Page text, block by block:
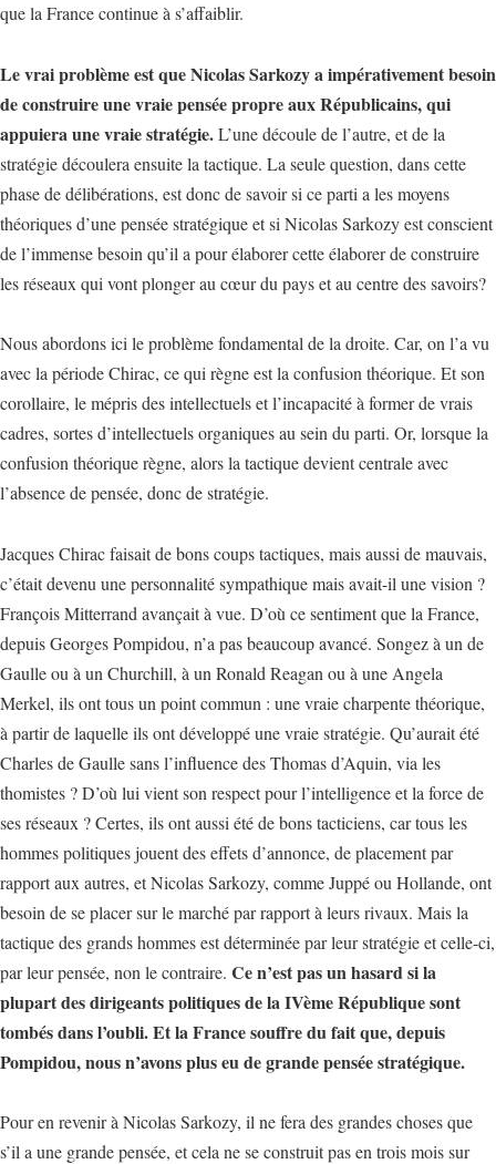
que la France continue à s’affaiblir.
Le vrai problème est que Nicolas Sarkozy a impérativement besoin
de construire une vraie pensée propre aux Républicains, qui
appuiera une vraie stratégie.L’une découle de l’autre, et de la
stratégie découlera ensuite la tactique. La seule question, dans cette
phase de délibérations, est donc de savoir si ce parti a les moyens
théoriques d’une pensée stratégique et si Nicolas Sarkozy est conscient
de l’immense besoin qu’il a pour élaborer cette élaborer de construire
les réseaux qui vont plonger au cœur du pays et au centre des savoirs?
Nous abordons ici le problème fondamental de la droite. Car, on l’a vu
avec la période Chirac, ce qui règne est la confusion théorique. Et son
corollaire, le mépris des intellectuels et l’incapacité à former de vrais
cadres, sortes d’intellectuels organiques au sein du parti. Or, lorsque la
confusion théorique règne, alors la tactique devient centrale avec
l’absence de pensée, donc de stratégie.
Jacques Chirac faisait de bons coups tactiques, mais aussi de mauvais,
c’était devenu une personnalité sympathique mais avait-il une vision ?
François Mitterrand avançait à vue. D’où ce sentiment que la France,
depuis Georges Pompidou, n’a pas beaucoup avancé. Songez à un de
Gaulle ou à un Churchill, à un Ronald Reagan ou à une Angela
Merkel, ils ont tous un point commun : une vraie charpente théorique,
à partir de laquelle ils ont développé une vraie stratégie. Qu’aurait été
Charles de Gaulle sans l’influence des Thomas d’Aquin, via les
thomistes ? D’où lui vient son respect pour l’intelligence et la force de
ses réseaux ? Certes, ils ont aussi été de bons tacticiens, car tous les
hommes politiques jouent des effets d’annonce, de placement par
rapport aux autres, et Nicolas Sarkozy, comme Juppé ou Hollande, ont
besoin de se placer sur le marché par rapport à leurs rivaux. Mais la
tactique des grands hommes est déterminée par leur stratégie et celle-ci,
par leur pensée, non le contraire. Ce n’est pas un hasard si la
plupart des dirigeants politiques de la IVème République sont
tombés dans l’oubli. Et la France souffre du fait que, depuis
Pompidou, nous n’avons plus eu de grande pensée stratégique.
Pour en revenir à Nicolas Sarkozy, il ne fera des grandes choses que
s’il a une grande pensée, et cela ne se construit pas en trois mois sur